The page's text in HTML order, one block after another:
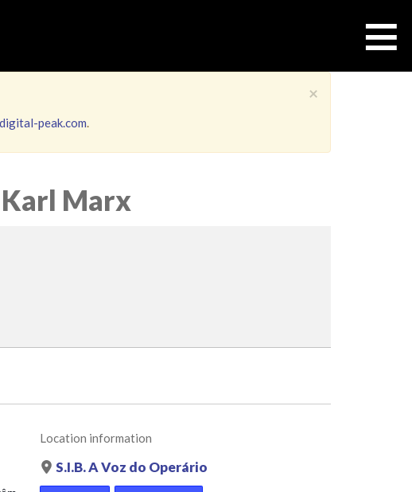
≡
×
peak.com.
Karl Marx
Location information
S.I.B. A Voz do Operário